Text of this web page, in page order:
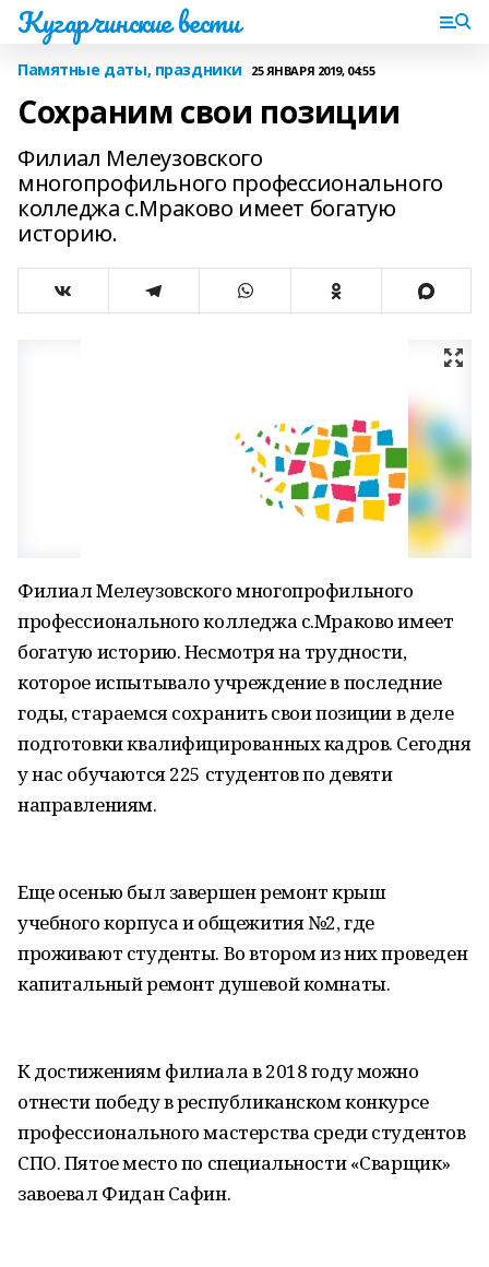
Кугарчинские вести
Памятные даты, праздники 25 ЯНВАРЯ 2019, 04:55
Сохраним свои позиции
Филиал Мелеузовского
многопрофильного профессионального
колледжа с.Мраково имеет богатую
историю.
Филиал Мелеузовского многопрофильного
профессионального колледжа с.Мраково имеет
богатую историю. Несмотря на трудности,
которое испытывало учреждение в последние
годы, стараемся сохранить свои позиции в деле
подготовки квалифицированных кадров. Сегодня
у нас обучаются 225 студентов по девяти
направлениям.
Еще осенью был завершен ремонт крыш
учебного корпуса и общежития №2, где
проживают студенты. Во втором из них проведен
капитальный ремонт душевой комнаты.
К достижениям филиала в 2018 году можно
отнести победу в республиканском конкурсе
профессионального мастерства среди студентов
СПО. Пятое место по специальности «Сварщик»
завоевал Фидан Сафин.